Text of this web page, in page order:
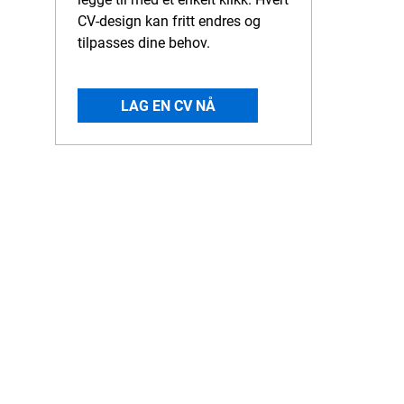
CV-design kan fritt endres og
tilpasses dine behov.
LAG EN CV NÅ